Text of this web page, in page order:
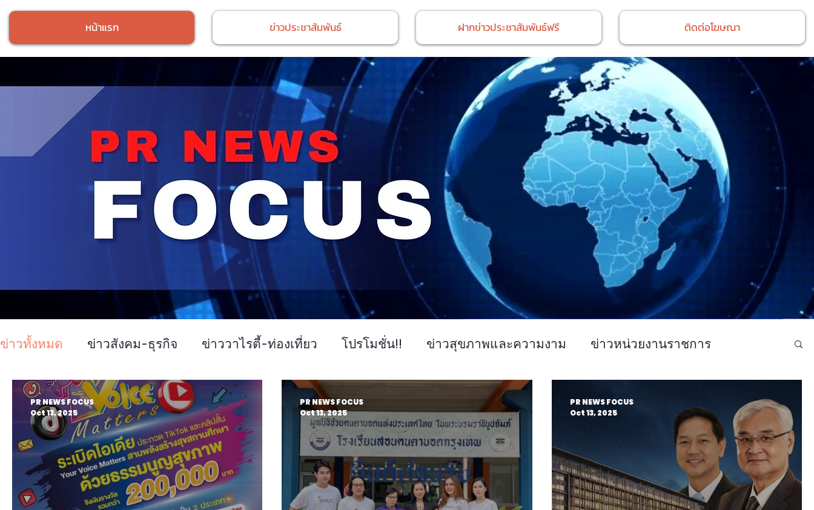
หน้าแรก ข่าวประชาสัมพันธ์ ฝากข่าวประชาสัมพันธ์ฟรี ติดต่อโฆษณา
ข่าวทั้งหมด ข่าวสังคม-ธุรกิจ ข่าววาไรตี้-ท่องเที่ยว โปรโมชั่น!! ข่าวสุขภาพและความงาม ข่าวหน่วยงานราชการ
ข่าวงานประชุม-อบรมสัมมนา ข่าวทั่วไป ข่าวการศึกษา ข่าวงานแสดงสินค้า ข่าว CSR - กิจกรรม
บทความประชาสัมพันธ์ Event ข่าวเทคโนโลยี IT
PR NEWS FOCUS
Oct 13, 2025
PR NEWS FOCUS
Oct 13, 2025
PR NEWS FOCUS
Oct 13, 2025